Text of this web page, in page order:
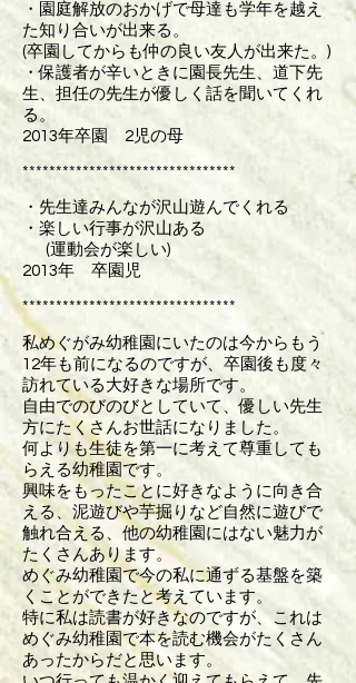
・園庭解放のおかげで母達も学年を越え
た知り合いが出来る。
(卒園してからも仲の良い友人が出来た。)
・保護者が辛いときに園長先生、道下先
生、担任の先生が優しく話を聞いてくれ
る。
2013年卒園 2児の母
********************************
・先生達みんなが沢山遊んでくれる
・楽しい行事が沢山ある
(運動会が楽しい)
2013年 卒園児
********************************
私めぐがみ幼稚園にいたのは今からもう
12年も前になるのですが、卒園後も度々
訪れている大好きな場所です。
自由でのびのびとしていて、優しい先生
方にたくさんお世話になりました。
何よりも生徒を第一に考えて尊重しても
らえる幼稚園です。
興味をもったことに好きなように向き合
える、泥遊びや芋掘りなど自然に遊びで
触れ合える、他の幼稚園にはない魅力が
たくさんあります。
めぐみ幼稚園で今の私に通ずる基盤を築
くことができたと考えています。
特に私は読書が好きなのですが、これは
めぐみ幼稚園で本を読む機会がたくさん
あったからだと思います。